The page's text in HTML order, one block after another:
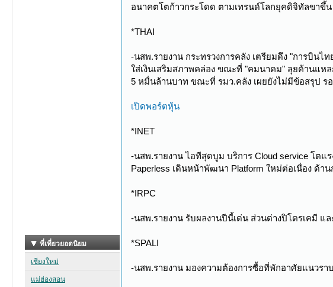
อนาคตโตก้าวกระโดด ตามเทรนด์โลกยุคดิจิทัลขาขึ้
*THAI
-นสพ.รายงาน กระทรวงการคลัง เตรียมดึง "การบิน
ใส่เงินเสริมสภาพคล่อง ขณะที่ "คมนาคม" ลุยค้านแห
5 หมื่นล้านบาท ขณะที่ รมว.คลัง เผยยังไม่มีข้อสรุป
เปิดพอร์ตหุ้น
*INET
-นสพ.รายงาน ไอทีสุดบูม บริการ Cloud service โตแ
Paperless เดินหน้าพัฒนา Platform ใหม่ต่อเนื่อง ด้า
*IRPC
-นสพ.รายงาน รับผลงานปีนี้เด่น ส่วนต่างปิโตรเคมี
*SPALI
-นสพ.รายงาน มองความต้องการซื้อที่พักอาศัยแนวรา